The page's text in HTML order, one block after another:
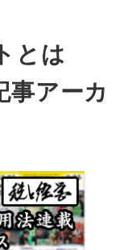
とは
事アーカ